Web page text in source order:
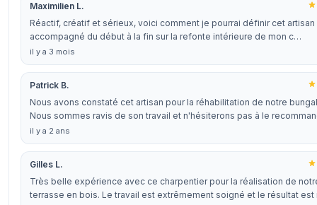
Maximilien L.
Réactif, créatif et sérieux, voici comment je pourrai définir cet artisan
accompagné du début à la fin sur la refonte intérieure de mon c…
il y a 3 mois
Patrick B.
Nous avons constaté cet artisan pour la réhabilitation de notre
Nous sommes ravis de son travail et n'hésiterons pas à le
il y a 2 ans
Gilles L.
Très belle expérience avec ce charpentier pour la réalisation de
terrasse en bois. Le travail est extrêmement soigné et le résultat